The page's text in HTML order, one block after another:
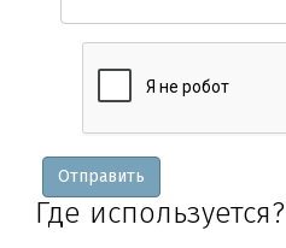
Вопросы
уточнения
Отправить
Где используется?